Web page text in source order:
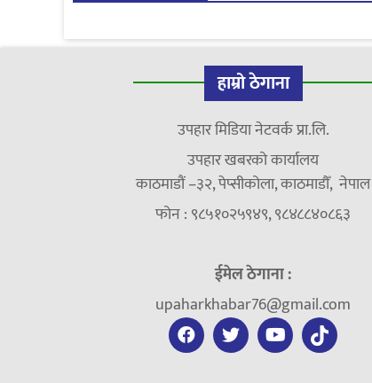
हाम्रो ठेगाना
उपहार मिडिया नेटवर्क प्रा.लि.
उपहार खबरको कार्यालय
काठमाडौं –३२, पेप्सीकोला, काठमाडौँ, नेपाल
फोन : ९८५१०२५९४९, ९८४८८४०८६३
ईमेल ठेगाना :
upaharkhabar76@gmail.com